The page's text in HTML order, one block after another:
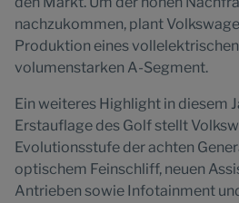
nachzukommen, plant
Produktion eines vollelektrischen
volumenstarken A-Segment.
Ein weiteres Highlight in diesem
Erstauflage des Golf stellt
Evolutionsstufe der achten
optischem Feinschliff, neuen
Antrieben sowie Infotainment